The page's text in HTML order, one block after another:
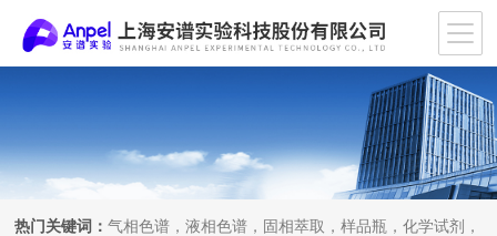
热门关键词：气相色谱，液相色谱，固相萃取，样品瓶，化学试剂，